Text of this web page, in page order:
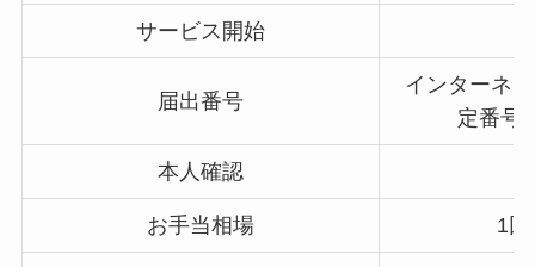
サービス開始
届出番号
インターネ
定番号
本人確認
お手当相場 1